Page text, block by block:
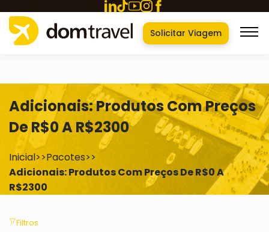
Solicitar Viagem
Página
Catálogo
Trabalhe
conosco
Sobre
nós
Bandas
e
Igrejas
Frequentes
Voltar
Destinos
Interesses
Promoções
Para
Adicionais: Produtos Com Preços
De R$0 A R$2300
Inicial>>Pacotes>>
Adicionais: Produtos Com Preços De R$0 A
R$2300
Filtros